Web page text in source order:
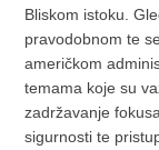
Bliskom istoku.
pravodobnom te
američkom
temama koje su
zadržavanje
sigurnosti te